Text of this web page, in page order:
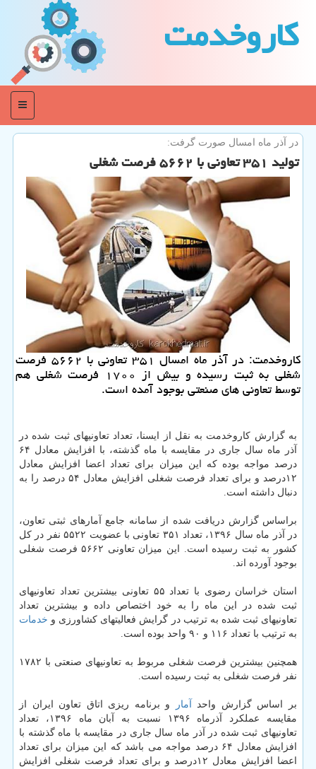
كاروخدمت
منو
در آذر ماه امسال صورت گرفت:
تولید ۳۵۱ تعاونی با ۵۶۶۲ فرصت شغلی
كاروخدمت: در آذر ماه امسال ۳۵۱ تعاونی با ۵۶۶۲ فرصت
شغلی به ثبت رسیده و بیش از ۱۷۰۰ فرصت شغلی هم
توسط تعاونی های صنعتی بوجود آمده است.
به گزارش كاروخدمت به نقل از ایسنا، تعداد تعاونیهای ثبت شده در
آذر ماه سال جاری در مقایسه با ماه گذشته، با افزایش معادل ۶۴
درصد مواجه بوده كه این میزان برای تعداد اعضا افزایش معادل
۱۲درصد و برای تعداد فرصت شغلی افزایش معادل ۵۴ درصد را به
دنبال داشته است.
براساس گزارش دریافت شده از سامانه جامع آمارهای ثبتی تعاون،
در آذر ماه سال ۱۳۹۶، تعداد ۳۵۱ تعاونی با عضویت ۵۵۲۲ نفر در كل
كشور به ثبت رسیده است. این میزان تعاونی ۵۶۶۲ فرصت شغلی
بوجود آورده اند.
استان خراسان رضوی با تعداد ۵۵ تعاونی بیشترین تعداد تعاونیهای
ثبت شده در این ماه را به خود اختصاص داده و بیشترین تعداد
تعاونیهای ثبت شده به ترتیب در گرایش فعالیتهای كشاورزی و خدمات
به ترتیب با تعداد ۱۱۶ و ۹۰ واحد بوده است.
همچنین بیشترین فرصت شغلی مربوط به تعاونیهای صنعتی با ۱۷۸۲
نفر فرصت شغلی به ثبت رسیده است.
بر اساس گزارش واحد آمار
و برنامه ریزی اتاق تعاون ایران از
مقایسه عملكرد آذرماه ۱۳۹۶ نسبت به آبان ماه ۱۳۹۶، تعداد
تعاونیهای ثبت شده در آذر ماه سال جاری در مقایسه با ماه گذشته با
افزایش معادل ۶۴ درصد مواجه می باشد كه این میزان برای تعداد
اعضا افزایش معادل ۱۲درصد و برای تعداد فرصت شغلی افزایش